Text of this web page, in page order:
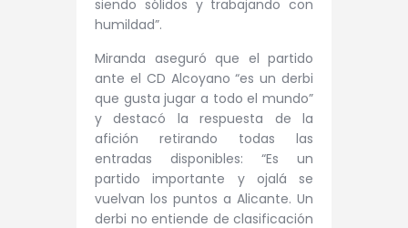
siendo sólidos y trabajando con
humildad”.
Miranda aseguró que el partido
ante el CD Alcoyano “es un derbi
que gusta jugar a todo el mundo”
y destacó la respuesta de la
afición retirando todas las
entradas disponibles: “Es un
partido importante y ojalá se
vuelvan los puntos a Alicante. Un
derbi no entiende de clasificación